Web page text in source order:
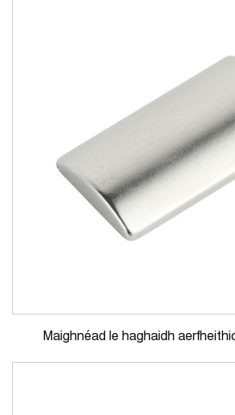
Maighnéad le haghaidh